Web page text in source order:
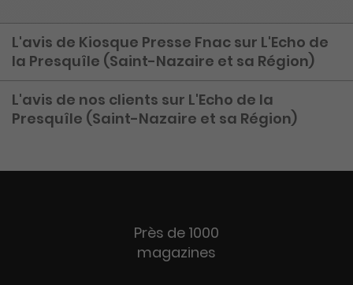
L'avis de Kiosque Presse Fnac sur L'Echo de
la Presquîle (Saint-Nazaire et sa Région)
L'avis de nos clients sur L'Echo de la
Presquîle (Saint-Nazaire et sa Région)
Près de 1000
magazines